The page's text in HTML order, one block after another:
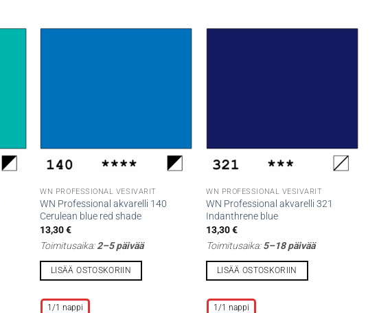
WN PROFESSIONAL VESIVÄRIT
WN Professional akvarelli 140
Cerulean blue red shade
13,30€
Toimitusaika:2–5 päivää
LISÄÄ OSTOSKORIIN
tuotteella
1/1 nappi
WN PROFESSIONAL VESIVÄRIT
WN Professional akvarelli 321
Indanthrene blue
13,30€
Toimitusaika:5–18 päivää
LISÄÄ OSTOSKORIIN
tuotteella
1/1 nappi